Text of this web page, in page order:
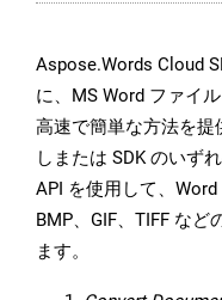
Aspose.Words Cloud
に、MS Word ファイ
高速で簡単な方法を提
しまたは SDK のいず
API を使用して、Word
BMP、GIF、TIFF な
ます。